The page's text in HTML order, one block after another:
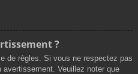
?
de règles. Si vous ne respectez pas
Veuillez noter que